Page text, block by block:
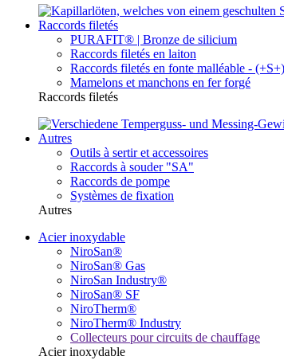
Raccords filetés
PURAFIT® | Bronze de silicium
Raccords filetés en laiton
Raccords filetés en fonte malléable - (+S+)
Mamelons et manchons en fer forgé
Raccords filetés
Autres
Outils à sertir et accessoires
Raccords à souder "SA"
Raccords de pompe
Systèmes de fixation
Autres
Acier inoxydable
NiroSan®
NiroSan® Gas
NiroSan Industry®
NiroSan® SF
NiroTherm®
NiroTherm® Industry
Collecteurs pour circuits de chauffage
Acier inoxydable